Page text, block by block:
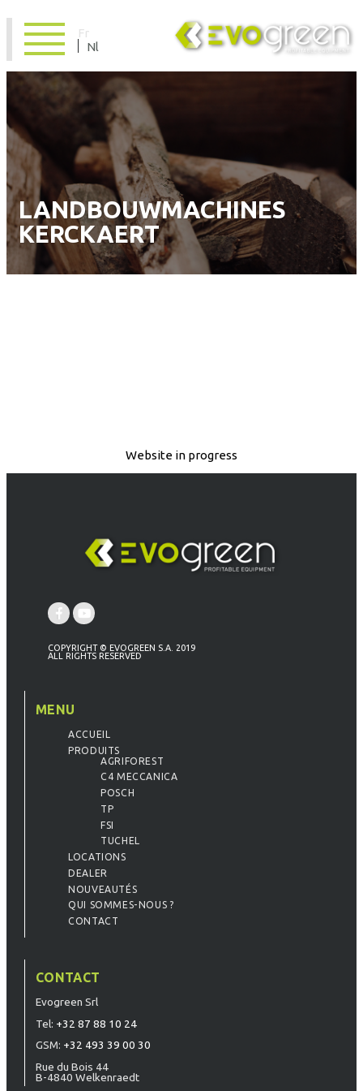
Fr
Nl
LANDBOUWMACHINES
KERCKAERT
Website in progress
COPYRIGHT © EVOGREEN S.A. 2019
ALL RIGHTS RESERVED
MENU
ACCUEIL
PRODUITS
AGRIFOREST
C4 MECCANICA
POSCH
TP
FSI
TUCHEL
LOCATIONS
DEALER
NOUVEAUTÉS
QUI SOMMES-NOUS ?
CONTACT
CONTACT
Evogreen Srl
Tel: +32 87 88 10 24
GSM: +32 493 39 00 30
Rue du Bois 44
B-4840 Welkenraedt